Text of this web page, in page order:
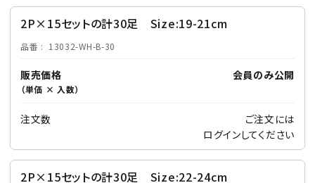
2P×15セットの計30足 Size:19-21cm
品番 13032-WH-B-30
販売価格
（単価 × 入数）
会員のみ公開
注文数
ご注文には
ログインしてください
2P×15セットの計30足 Size:22-24cm